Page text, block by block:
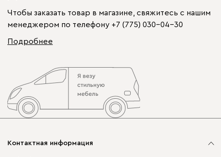
Чтобы заказать товар в магазине, свяжитесь с нашим
менеджером по телефону +7 (775) 030-04-30
Подробнее
Контактная информация